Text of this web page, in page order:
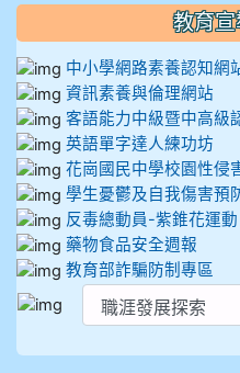
教育
中小學網路素養認知網
資訊素養與倫理網站
客語能力中級暨中高級
英語單字達人練功坊
花崗國民中學校園性侵
學生憂鬱及自我傷害預
反毒總動員-紫錐花運動
藥物食品安全週報
教育部詐騙防制專區